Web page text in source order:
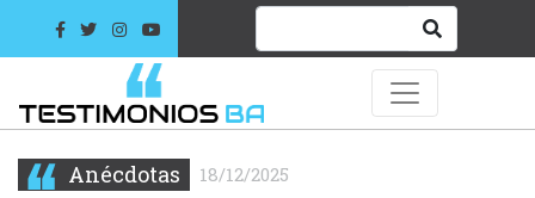
Anécdotas 18/12/2025